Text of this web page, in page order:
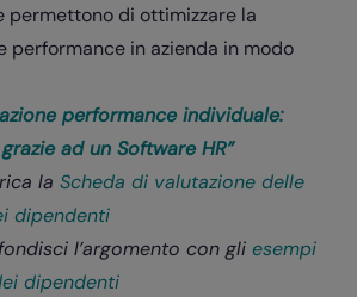
permettono di ottimizzare la
performance in azienda in modo
performance individuale:
ad un Software HR”
la Scheda di valutazione delle
dipendenti
l’argomento con gli esempi
dipendenti